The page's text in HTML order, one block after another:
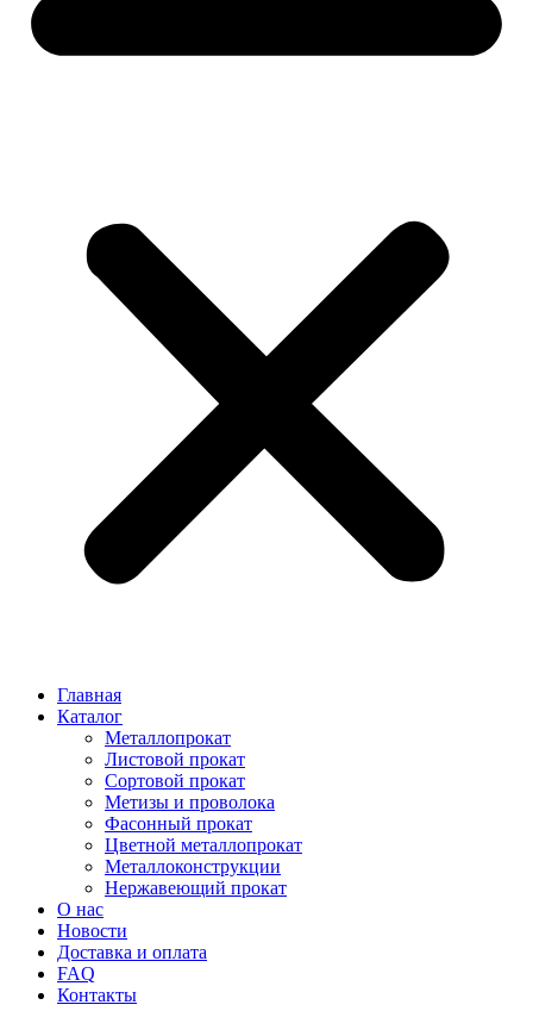
Главная
Каталог
Металлопрокат
Листовой прокат
Сортовой прокат
Метизы и проволока
Фасонный прокат
Цветной металлопрокат
Металлоконструкции
Нержавеющий прокат
О нас
Новости
Доставка и оплата
FAQ
Контакты